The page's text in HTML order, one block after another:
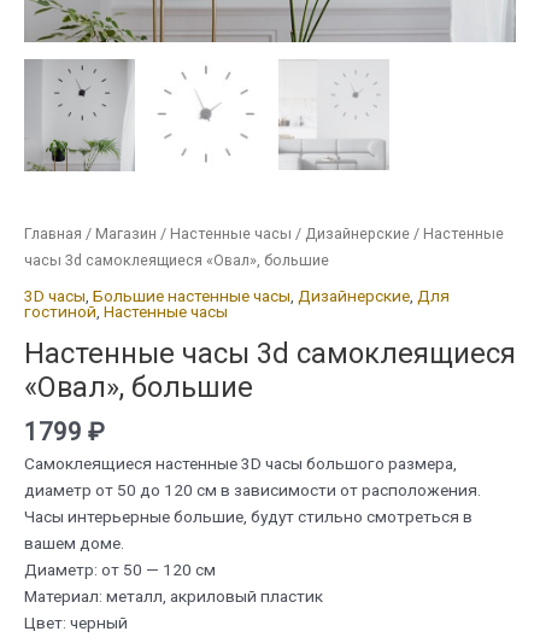
Главная / Магазин / Настенные часы / Дизайнерские / Настенные
часы 3d самоклеящиеся «Овал», большие
3D часы, Большие настенные часы, Дизайнерские, Для
гостиной, Настенные часы
Настенные часы 3d самоклеящиеся
«Овал», большие
1799 ₽
Самоклеящиеся настенные 3D часы большого размера,
диаметр от 50 до 120 см в зависимости от расположения.
Часы интерьерные большие, будут стильно смотреться в
вашем доме.
Диаметр: от 50 — 120 см
Материал: металл, акриловый пластик
Цвет: черный